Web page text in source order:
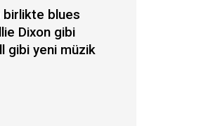
birlikte blues
Dixon gibi
gibi yeni müzik